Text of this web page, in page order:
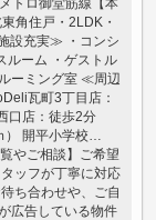
トロ御堂筋線【本
角住戸・2LDK・
設充実≫ ・コンシ
ルーム ・ゲストル
ーミング室 ≪周辺
瓦町3丁目店：
口店：徒歩2分
） 開平小学校…
やご相談】ご希望
ッフが丁寧に対応
ち合わせや、ご自
広告している物件